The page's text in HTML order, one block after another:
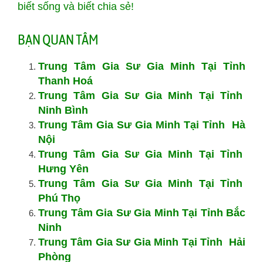
biết sống và biết chia sẻ!
BẠN QUAN TÂM
Trung Tâm Gia Sư Gia Minh Tại Tỉnh
Thanh Hoá
Trung Tâm Gia Sư Gia Minh Tại Tỉnh
Ninh Bình
Trung Tâm Gia Sư Gia Minh Tại Tỉnh Hà
Nội
Trung Tâm Gia Sư Gia Minh Tại Tỉnh
Hưng Yên
Trung Tâm Gia Sư Gia Minh Tại Tỉnh
Phú Thọ
Trung Tâm Gia Sư Gia Minh Tại Tỉnh Bắc
Ninh
Trung Tâm Gia Sư Gia Minh Tại Tỉnh Hải
Phòng